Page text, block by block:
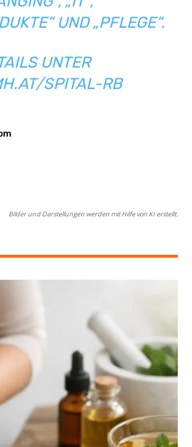
UND „PFLEGE“.
UNTER
SPITAL-RB
Bilder und Darstellungen werden mit Hilfe von KI erstellt.